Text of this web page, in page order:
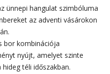
ünnepi hangulat szimbóluma
az adventi vásárokon
bor kombinációja
nyújt, amelyet szinte
téli időszakban.